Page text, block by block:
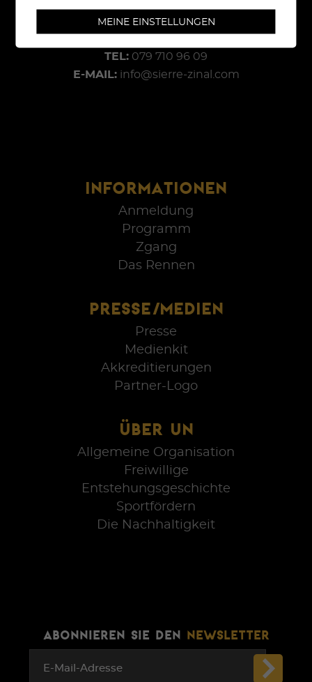
INFORMATIONEN
Anmeldung
Programm
Zgang
Das Rennen
PRESSE/MEDIEN
Presse
Medienkit
Akkreditierungen
Partner-Logo
ÜBER UN
Allgemeine Organisation
Freiwillige
Entstehungsgeschichte
Sportfördern
Die Nachhaltigkeit
Rue Centrale 6
CH-3960 Sierre
TEL: 079 710 96 09
E-MAIL: info@sierre-zinal.com
ABONNIEREN SIE DEN NEWSLETTER
E-Mail-Adresse
MEINE EINSTELLUNGEN